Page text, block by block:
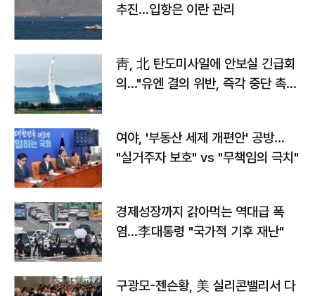
추진…입항은 이란 관리
靑, 北 탄도미사일에 안보실 긴급회
의…"유엔 결의 위반, 즉각 중단 촉
여야, '부동산 세제 개편안' 공방…
"실거주자 보호" vs "무책임의 극치"
경제성장까지 갉아먹는 역대급 폭
염…李대통령 "국가적 기후 재난"
구광모-젠슨황, 美 실리콘밸리서 다